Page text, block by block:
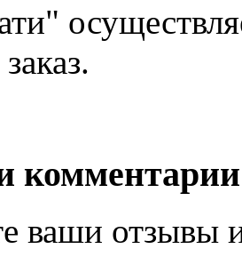
комментарии
ваши отзывы